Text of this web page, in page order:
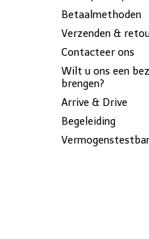
Betaalmethoden
Verzenden &
Contacteer ons
Wilt u ons een
brengen?
Arrive & Drive
Begeleiding